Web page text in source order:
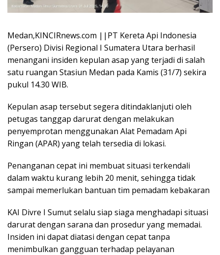
Medan,KINCIRnews.com ||PT Kereta Api Indonesia
(Persero) Divisi Regional I Sumatera Utara berhasil
menangani insiden kepulan asap yang terjadi di salah
satu ruangan Stasiun Medan pada Kamis (31/7) sekira
pukul 14.30 WIB.
Kepulan asap tersebut segera ditindaklanjuti oleh
petugas tanggap darurat dengan melakukan
penyemprotan menggunakan Alat Pemadam Api
Ringan (APAR) yang telah tersedia di lokasi.
Penanganan cepat ini membuat situasi terkendali
dalam waktu kurang lebih 20 menit, sehingga tidak
sampai memerlukan bantuan tim pemadam kebakaran
KAI Divre I Sumut selalu siap siaga menghadapi situasi
darurat dengan sarana dan prosedur yang memadai.
Insiden ini dapat diatasi dengan cepat tanpa
menimbulkan gangguan terhadap pelayanan